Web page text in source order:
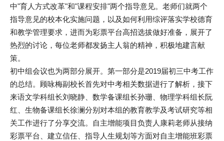
中"育人方式改革"和"课程安排"两个指导意见。老师们就两个
指导意见的校本化实施问题，以及如何利用综评落实学校德育
和教学管理要求，进而为彩票平台高招选拔做好准备，展开了
热烈的讨论，每位老师都发扬主人翁的精神，积极地建言献
策。
初中组会议也为两部分展开。第一部分是2019届初三中考工作
的总结。顾咏梅副校长首先对中考相关数据进行了解析，接下
来语文学科组长刘晓静、数学备课组长孙珊、物理学科组长阮
红、生物备课组长徐澜分别对本组的教育教学及考试研究等相
关工作进行了分享交流。自主增能项目负责人康莉老师从接纳
彩票平台、建立信任、指导人生规划等方面对自主增能班彩票